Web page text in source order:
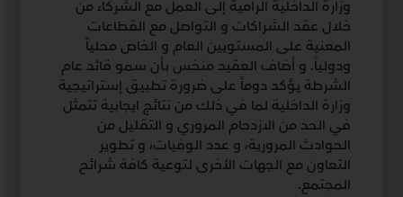
وزارة الداخلية الرامية إلى العمل مع الشركاء من
خلال عقد الشراكات و التواصل مع القطاعات
المعنية على المستويين العام و الخاص محلياً
ودولياً. و أضاف العقيد منخس بأن سمو قائد عام
الشرطة يؤكد دوماً على ضرورة تطبيق إستراتيجية
وزارة الداخلية لما في ذلك من نتائج ايجابية تتمثل
في الحد من الازدحام المروري و التقليل من
الحوادث المرورية، و عدد الوفيات، و تطوير
التعاون مع الجهات الأخرى لتوعية كافة شرائح
المجتمع.